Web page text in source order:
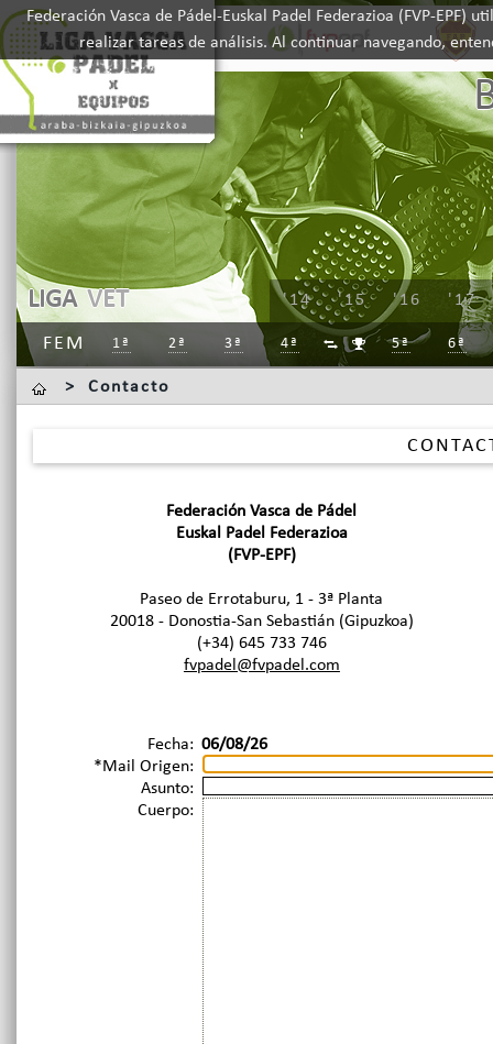
Federación Vasca de Pádel-Euskal Padel Federazioa (FVP-
realizar tareas de análisis. Al continuar navegando,
LIGA VET '17
'16
'15
'14
FEM 1ª 2ª 3ª 4ª   5ª 6ª
> Contacto
Federación Vasca de Pádel
Euskal Padel Federazioa
(FVP-EPF)
Paseo de Errotaburu, 1 - 3ª Planta
20018 - Donostia-San Sebastián (Gipuzkoa)
(+34) 645 733 746
fvpadel@fvpadel.com
Fecha: 06/08/26
*Mail Origen:
Asunto:
Cuerpo: